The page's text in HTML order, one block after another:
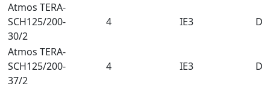
Atmos TERA-
SCH125/200-
30/2
4 IE3
Atmos TERA-
SCH125/200-
37/2
4 IE3